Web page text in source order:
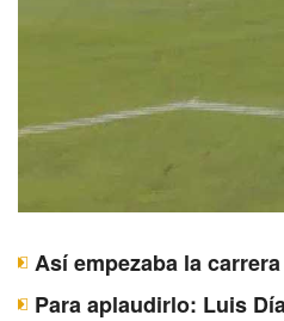
Así empezaba la
Para aplaudirlo: Luis